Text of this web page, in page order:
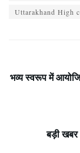
Uttarakhand High
भव्य स्वरूप में
बड़ी खबर